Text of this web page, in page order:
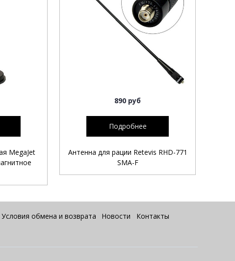
MegaJet
890 руб
Подробнее
Антенна для рации Retevis RHD-771
SMA-F
Условия обмена и возврата Новости
Контакты